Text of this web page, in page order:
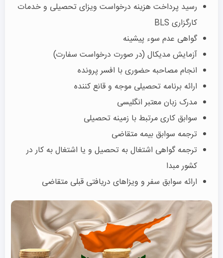
رسید پرداخت هزینه درخواست ویزای تحصیلی و خدمات
کارگزاری BLS
گواهی عدم سوء پیشینه
آزمایش مدیکال (در صورت درخواست سفارت)
انجام مصاحبه حضوری با افسر پرونده
ارائه برنامه تحصیلی موجه و قانع کننده
مدرک زبان معتبر انگلیسی
سوابق کاری مرتبط با زمینه تحصیلی
ترجمه سوابق بیمه متقاضی
ترجمه گواهی اشتغال به تحصیل و یا اشتغال به کار در
کشور مبدا
ارائه سوابق سفر و ویزاهای دریافتی قبلی متقاضی